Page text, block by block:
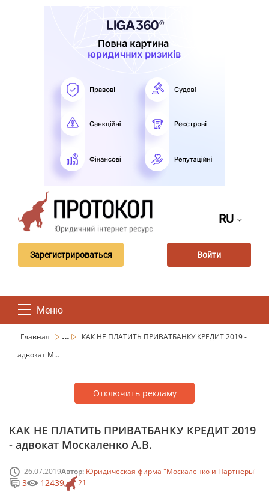
RU
Зарегистрироваться Войти
Меню
Главная ...
КАК НЕ ПЛАТИТЬ ПРИВАТБАНКУ КРЕДИТ 2019 -
адвокат М...
Отключить рекламу
КАК НЕ ПЛАТИТЬ ПРИВАТБАНКУ КРЕДИТ 2019
- адвокат Москаленко А.В.
26.07.2019Автор: Юридическая фирма "Москаленко и Партнеры"
21
3 12439